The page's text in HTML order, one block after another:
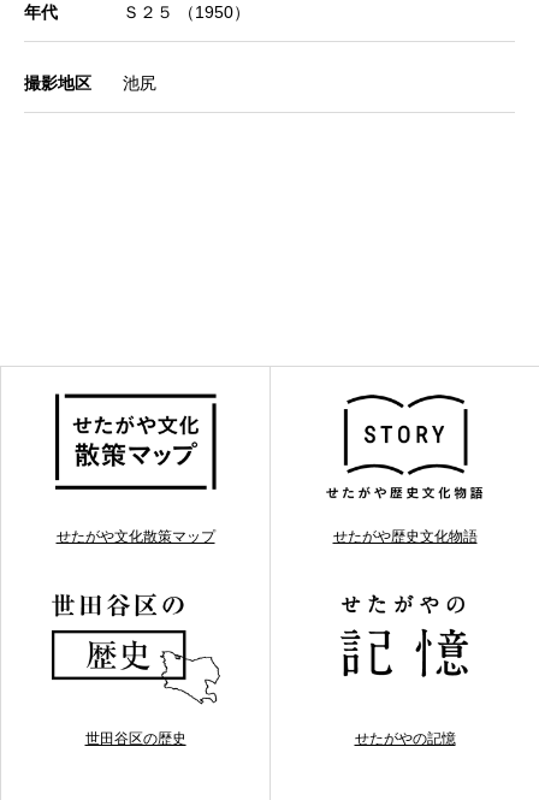
年代 Ｓ２５ （1950）
撮影地区 池尻
せたがや文化散策マップ せたがや歴史文化物語
世田谷区の歴史 せたがやの記憶